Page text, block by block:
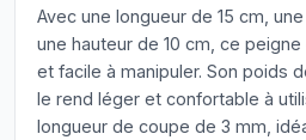
Avec une longueur de 15 cm,
une hauteur de 10 cm, ce
et facile à manipuler. Son poids
le rend léger et confortable à
longueur de coupe de 3 mm,